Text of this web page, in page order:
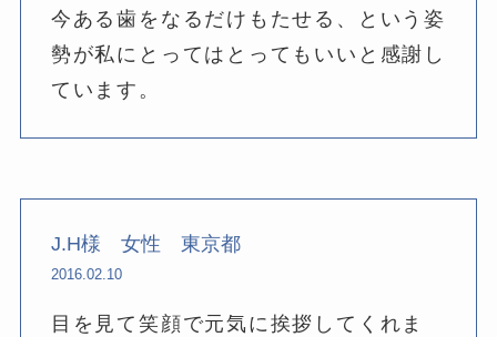
今ある歯をなるだけもたせる、という姿
勢が私にとってはとってもいいと感謝し
ています。
J.H様 女性 東京都
2016.02.10
目を見て笑顔で元気に挨拶してくれま